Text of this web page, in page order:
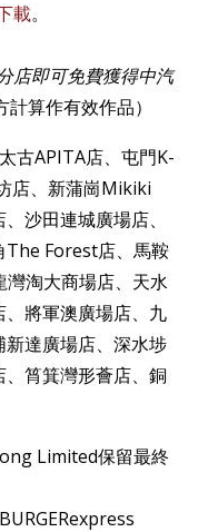
載。
店即可免費獲得中汽
算作有效作品）
古APITA店、屯門K-
店、新蒲崗Mikiki
沙田連城廣場店、
The Forest店、馬鞍
淘大商場店、天水
將軍澳廣場店、九
達廣場店、深水埗
筲箕灣形薈店、銅
Limited保留最終